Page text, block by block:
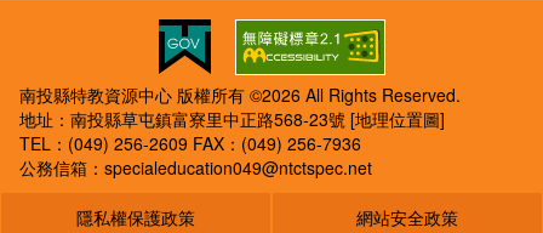
南投縣特教資源中心 版權所有 ©2026 All Rights Reserved.
地址：南投縣草屯鎮富寮里中正路568-23號 [地理位置圖]
TEL：(049) 256-2609 FAX：(049) 256-7936
公務信箱： specialeducation049@ntctspec.net
隱私權保護政策 網站安全政策